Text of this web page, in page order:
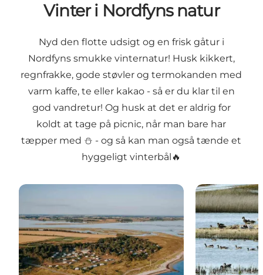
Vinter i Nordfyns natur
Nyd den flotte udsigt og en frisk gåtur i
Nordfyns smukke vinternatur! Husk kikkert,
regnfrakke, gode støvler og termokanden med
varm kaffe, te eller kakao - så er du klar til en
god vandretur! Og husk at det er aldrig for
koldt at tage på picnic, når man bare har
tæpper med ⛄ - og så kan man også tænde et
hyggeligt vinterbål🔥
Besøg Flyvesandet Besøg